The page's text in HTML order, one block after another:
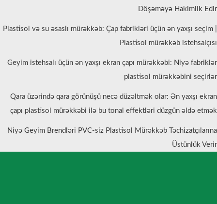
Döşəməyə Hakimlik Edir
Plastisol və su əsaslı mürəkkəb: Çap fabrikləri üçün ən yaxşı seçim |
Plastisol mürəkkəb istehsalçısı
Geyim istehsalı üçün ən yaxşı ekran çapı mürəkkəbi: Niyə fabriklər
plastisol mürəkkəbini seçirlər
Qara üzərində qara görünüşü necə düzəltmək olar: Ən yaxşı ekran
çapı plastisol mürəkkəbi ilə bu tonal effektləri düzgün əldə etmək
Niyə Geyim Brendləri PVC-siz Plastisol Mürəkkəb Təchizatçılarına
Üstünlük Verir